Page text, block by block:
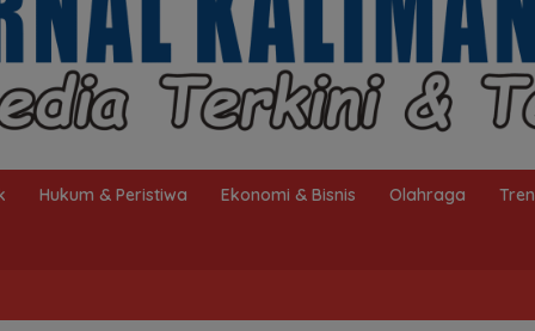
Hukum & Peristiwa Ekonomi & Bisnis Olahraga